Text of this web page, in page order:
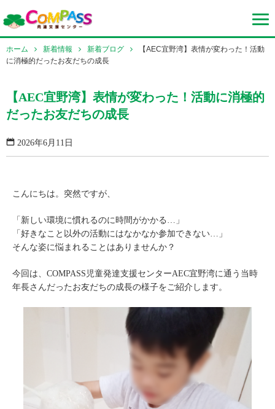
ホーム 新着情報 新着ブログ
【AEC宜野湾】表情が変わった！活動
に消極的だったお友だちの成長
【AEC宜野湾】表情が変わった！活動に消極的
だったお友だちの成長
2026年6月11日
こんにちは。突然ですが、
「新しい環境に慣れるのに時間がかかる…」
「好きなこと以外の活動にはなかなか参加できない…」
そんな姿に悩まれることはありませんか？
今回は、COMPASS児童発達支援センターAEC宜野湾に通う当時
年長さんだったお友だちの成長の様子をご紹介します。